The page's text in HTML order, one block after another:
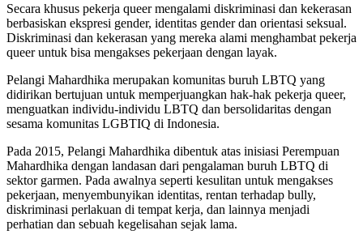
Secara khusus pekerja queer mengalami diskriminasi dan kekerasan
berbasiskan ekspresi gender, identitas gender dan orientasi seksual.
Diskriminasi dan kekerasan yang mereka alami menghambat pekerja
queer untuk bisa mengakses pekerjaan dengan layak.
Pelangi Mahardhika merupakan komunitas buruh LBTQ yang
didirikan bertujuan untuk memperjuangkan hak-hak pekerja queer,
menguatkan individu-individu LBTQ dan bersolidaritas dengan
sesama komunitas LGBTIQ di Indonesia.
Pada 2015, Pelangi Mahardhika dibentuk atas inisiasi Perempuan
Mahardhika dengan landasan dari pengalaman buruh LBTQ di
sektor garmen. Pada awalnya seperti kesulitan untuk mengakses
pekerjaan, menyembunyikan identitas, rentan terhadap bully,
diskriminasi perlakuan di tempat kerja, dan lainnya menjadi
perhatian dan sebuah kegelisahan sejak lama.